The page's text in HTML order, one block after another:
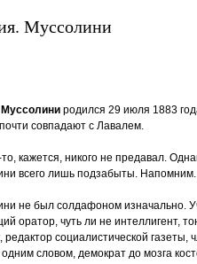
Муссолини
Муссолини родился 29 июля 1883
совпадают с Лавалем.
то, кажется, никого не предавал.
всего лишь подзабыты. Напомним.
не был солдафоном изначально.
оратор, чуть ли не интеллигент,
редактор социалистической газеты,
словом, демократ до мозга